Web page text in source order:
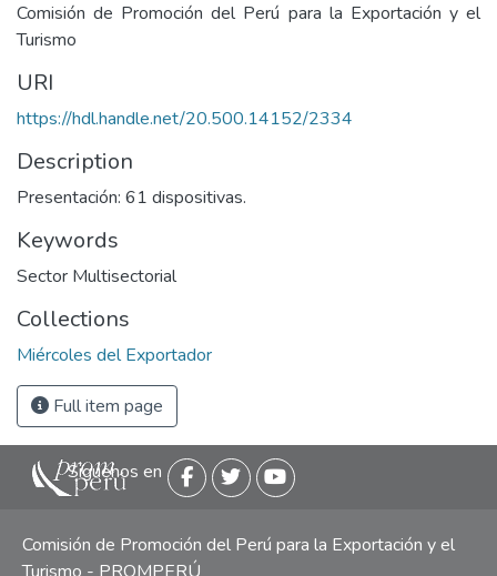
Comisión de Promoción del Perú para la Exportación y el
Turismo
URI
https://hdl.handle.net/20.500.14152/2334
Description
Presentación: 61 dispositivas.
Keywords
Sector Multisectorial
Collections
Miércoles del Exportador
Full item page
Siguenos en
Comisión de Promoción del Perú para la Exportación y el